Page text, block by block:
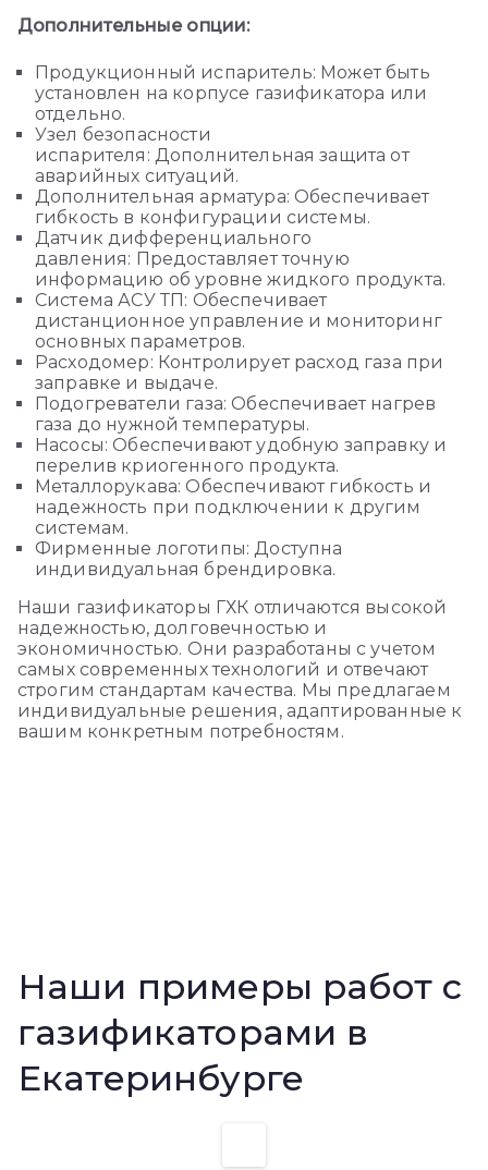
Дополнительные опции:
Продукционный испаритель: Может быть
установлен на корпусе газификатора или
отдельно.
Узел безопасности
испарителя: Дополнительная защита от
аварийных ситуаций.
Дополнительная арматура: Обеспечивает
гибкость в конфигурации системы.
Датчик дифференциального
давления: Предоставляет точную
информацию об уровне жидкого продукта.
Система АСУ ТП: Обеспечивает
дистанционное управление и мониторинг
основных параметров.
Расходомер: Контролирует расход газа при
заправке и выдаче.
Подогреватели газа: Обеспечивает нагрев
газа до нужной температуры.
Насосы: Обеспечивают удобную заправку и
перелив криогенного продукта.
Металлорукава: Обеспечивают гибкость и
надежность при подключении к другим
системам.
Фирменные логотипы: Доступна
индивидуальная брендировка.
Наши газификаторы ГХК отличаются высокой
надежностью, долговечностью и
экономичностью. Они разработаны с учетом
самых современных технологий и отвечают
строгим стандартам качества. Мы предлагаем
индивидуальные решения, адаптированные к
вашим конкретным потребностям.
Наши примеры работ с
газификаторами в
Екатеринбурге